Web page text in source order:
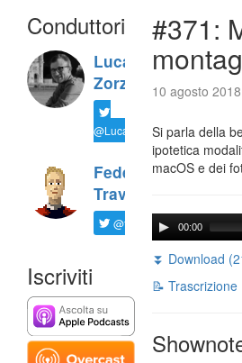
Conduttori
Luca
Zorzi
@LucaTNT
Federico
Travaini
@ftrava
Iscriviti
#371:
10 agosto
Si parla della
ipotetica
macOS e dei
00:00
⏬ Download
📝 Trascrizione